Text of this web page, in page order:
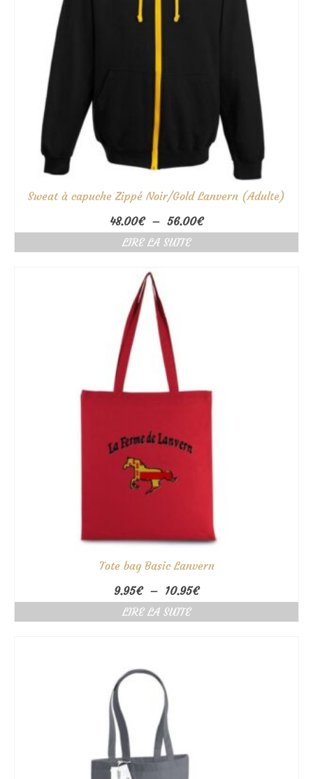
Sweat à capuche Zippé Noir/Gold Lanvern (Adulte)
48.00€ – 56.00€Plage
de
LIRE LA SUITE
Tote bag Basic Lanvern
9.95€ – 10.95€Plage
de
LIRE LA SUITE